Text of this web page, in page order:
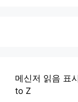
메신저 읽음 표
to Z